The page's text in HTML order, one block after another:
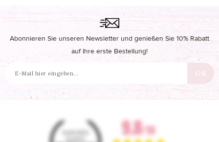
Abonnieren Sie unseren Newsletter und genießen Sie 10% Rabatt
auf Ihre erste Bestellung!